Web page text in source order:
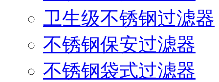
卫生级不锈钢过滤器
不锈钢保安过滤器
不锈钢袋式过滤器